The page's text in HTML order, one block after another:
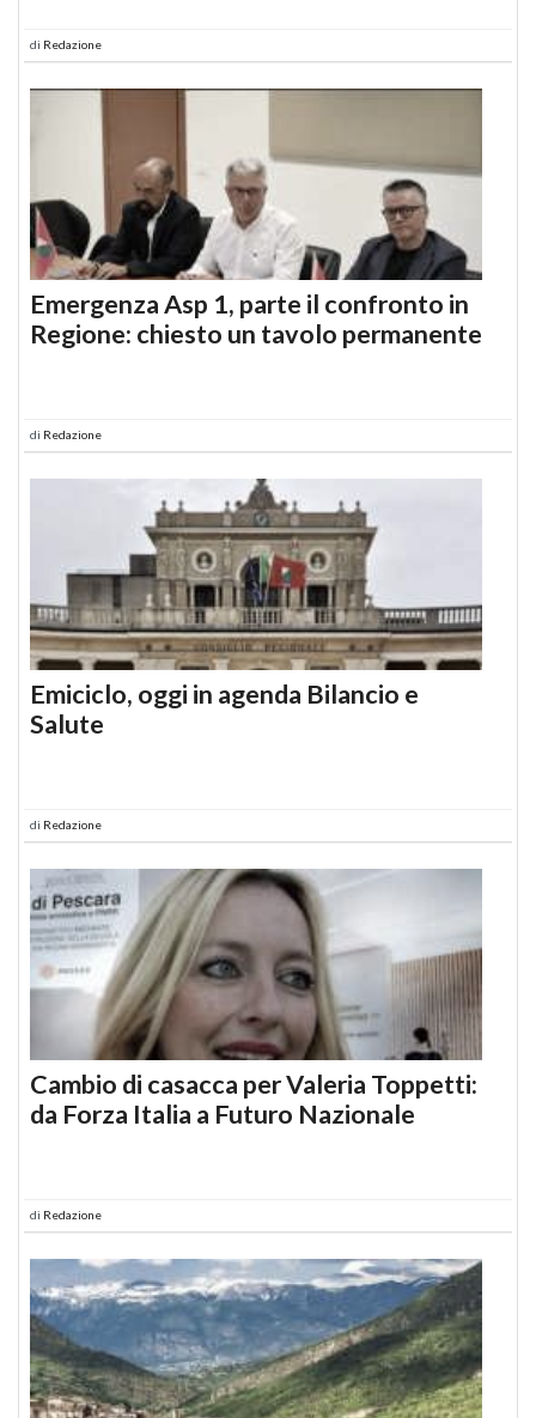
di Redazione
Emergenza Asp 1, parte il confronto in
Regione: chiesto un tavolo permanente
di Redazione
Emiciclo, oggi in agenda Bilancio e
Salute
di Redazione
Cambio di casacca per Valeria Toppetti:
da Forza Italia a Futuro Nazionale
di Redazione